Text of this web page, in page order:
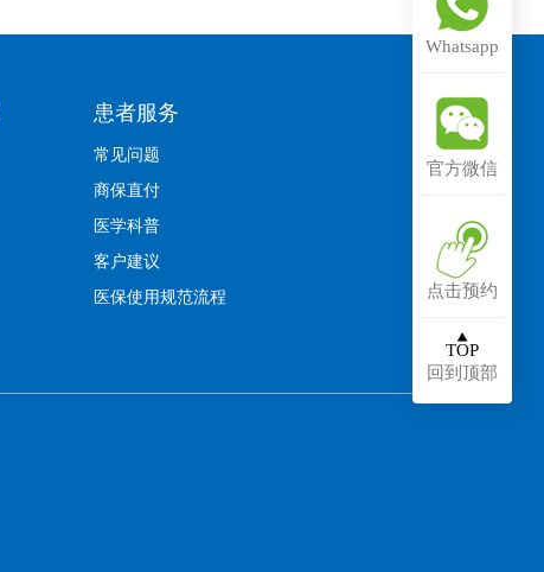
患者服务
常见问题
商保直付
医学科普
客户建议
医保使用规范流程
Whatsapp
官方微信
点击预约
TOP
回到顶部